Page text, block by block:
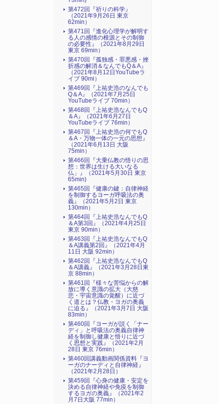
第472回『祈りの科学』
（2021年9月26日 東京
62min）
第471回『進化心理学が解明す
る人の感情の根源とその制御
の必要性』（2021年8月29日
東京 69min）
第470回『孤独感・罪悪感・挫
折感の解消＆なんでもQ＆A』
（2021年8月12日YouTubeラ
イブ 90mi）
第469回『上祐史浩のなんでも
Q＆A』（2021年7月25日
YouTubeライブ 70min）
第468回『上祐史浩なんでもQ
＆A』（2021年6月27日
YouTubeライブ 76min）
第467回『上祐史浩の何でもQ
＆A・万物一体の一元の思想』
（2021年6月13日 大阪
75min）
第466回『大乗仏教の悟りの思
想：世界は生ける大いなる
仏」』（2021年5月30日 東京
65min)
第465回『健康の鍵：自律神経
を制御するヨーガ呼吸法の奥
義』（2021年5月2日 東京
130min）
第464回『上祐史浩なんでもQ
＆A第3回』（2021年4月25日
東京 90min）
第463回『上祐史浩なんでもQ
＆A講義第2回』（2021年4月
11日 大阪 92min）
第462回『上祐史浩なんでもQ
＆A講義』（2021年3月28日東
京 88min）
第461回『様々な苦悩からの解
放に導く意識の拡大（大慈
悲・宇宙意識の覚醒）に近づ
く道とは？仏教・ヨガの奥義
に迫る』（2021年3月7日 大阪
83min）
第460回『ヨーガが説く「ナー
ディ」と呼吸法の奥義自律神
経を制御し健康と悟りに近づ
く思想と実践』（2021年2月
28日 東京 76min）
第460回講義動画関係資料『ヨ
ーガのナーディと自律神経』
（2021年2月28日）
第459回『心身の健康・安定を
決める自律神経や免疫を制御
するヨガの奥義』（2021年2
月7日大阪 77min）